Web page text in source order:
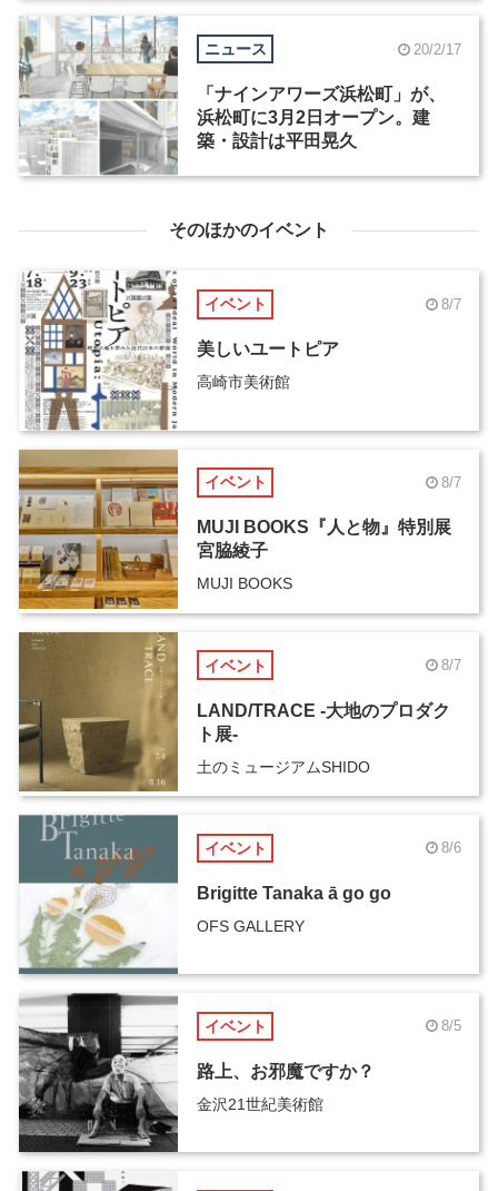
ニュース 20/2/17
「ナインアワーズ浜松町」が、
浜松町に3月2日オープン。建
築・設計は平田晃久
そのほかのイベント
イベント 8/7
美しいユートピア
高崎市美術館
イベント 8/7
MUJI BOOKS『人と物』特別展
宮脇綾子
MUJI BOOKS
イベント 8/7
LAND/TRACE -大地のプロダク
ト展-
土のミュージアムSHIDO
イベント 8/6
Brigitte Tanaka ā go go
OFS GALLERY
イベント 8/5
路上、お邪魔ですか？
金沢21世紀美術館